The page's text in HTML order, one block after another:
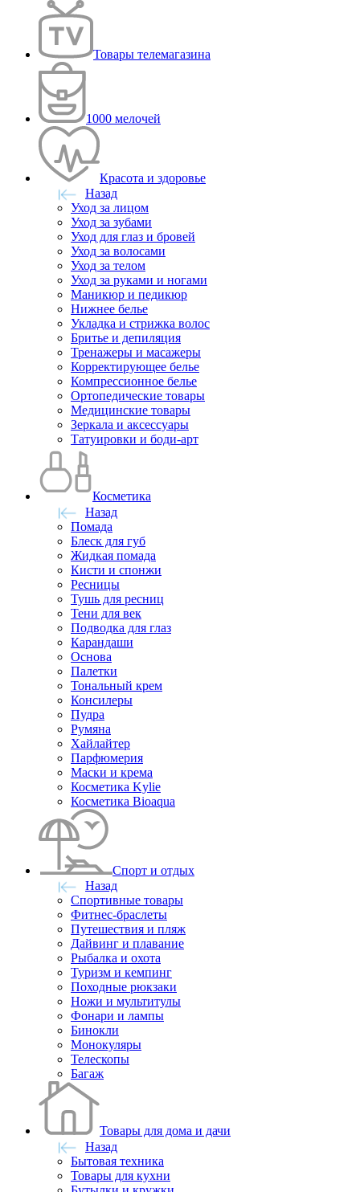
Товары телемагазина
1000 мелочей
Красота и здоровье
Назад
Уход за лицом
Уход за зубами
Уход для глаз и бровей
Уход за волосами
Уход за телом
Уход за руками и ногами
Маникюр и педикюр
Нижнее белье
Укладка и стрижка волос
Бритье и депиляция
Тренажеры и масажеры
Корректирующее белье
Компрессионное белье
Ортопедические товары
Медицинские товары
Зеркала и аксессуары
Татуировки и боди-арт
Косметика
Назад
Помада
Блеск для губ
Жидкая помада
Кисти и спонжи
Ресницы
Тушь для ресниц
Тени для век
Подводка для глаз
Карандаши
Основа
Палетки
Тональный крем
Консилеры
Пудра
Румяна
Хайлайтер
Парфюмерия
Маски и крема
Косметика Kylie
Косметика Bioaqua
Спорт и отдых
Назад
Спортивные товары
Фитнес-браслеты
Путешествия и пляж
Дайвинг и плавание
Рыбалка и охота
Туризм и кемпинг
Походные рюкзаки
Ножи и мультитулы
Фонари и лампы
Бинокли
Монокуляры
Телескопы
Багаж
Товары для дома и дачи
Назад
Бытовая техника
Товары для кухни